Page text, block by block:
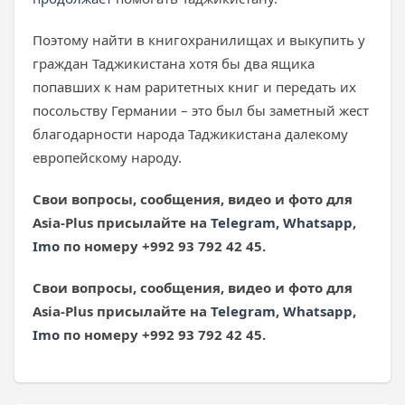
Поэтому найти в книгохранилищах и выкупить у
граждан Таджикистана хотя бы два ящика
попавших к нам раритетных книг и передать их
посольству Германии – это был бы заметный жест
благодарности народа Таджикистана далекому
европейскому народу.
Свои вопросы, сообщения, видео и фото для
Asia-Plus присылайте на Telegram, Whatsapp,
Imo по номеру +992 93 792 42 45.
Свои вопросы, сообщения, видео и фото для
Asia-Plus присылайте на Telegram, Whatsapp,
Imo по номеру +992 93 792 42 45.